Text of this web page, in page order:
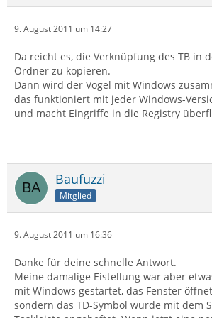
9. August 2011 um 14:27
Da reicht es, die Verknüpfung des TB in
Ordner zu kopieren.
Dann wird der Vogel mit Windows
das funktioniert mit jeder Windows-
und macht Eingriffe in die Registry
Baufuzzi
Mitglied
9. August 2011 um 16:36
Danke für deine schnelle Antwort.
Meine damalige Eistellung war aber
mit Windows gestartet, das Fenster
sondern das TD-Symbol wurde mit dem